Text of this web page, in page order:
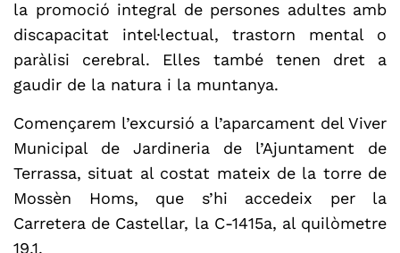
la promoció integral de persones adultes amb
discapacitat intel·lectual, trastorn mental o
paràlisi cerebral. Elles també tenen dret a
gaudir de la natura i la muntanya.
Començarem l’excursió a l’aparcament del Viver
Municipal de Jardineria de l’Ajuntament de
Terrassa, situat al costat mateix de la torre de
Mossèn Homs, que s’hi accedeix per la
Carretera de Castellar, la C-1415a, al quilòmetre
19,1.